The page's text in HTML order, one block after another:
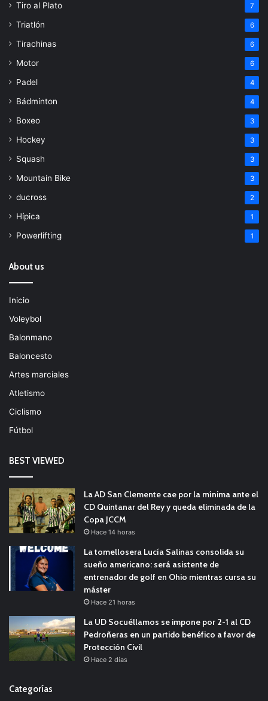
Tiro al Plato 7
Triatlón 6
Tirachinas 6
Motor 6
Padel 4
Bádminton 4
Boxeo 3
Hockey 3
Squash 3
Mountain Bike 3
ducross 2
Hípica 1
Powerlifting 1
About us
Inicio
Voleybol
Balonmano
Baloncesto
Artes marciales
Atletismo
Ciclismo
Fútbol
BEST VIEWED
La AD San Clemente cae por la mínima ante el
CD Quintanar del Rey y queda eliminada de la
Copa JCCM
Hace 14 horas
La tomellosera Lucía Salinas consolida su
sueño americano: será asistente de
entrenador de golf en Ohio mientras cursa su
máster
Hace 21 horas
La UD Socuéllamos se impone por 2-1 al CD
Pedroñeras en un partido benéfico a favor de
Protección Civil
Hace 2 días
Categorías